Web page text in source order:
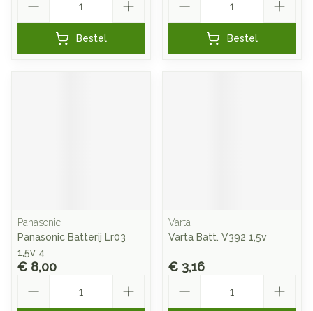
Bestel Bestel
Panasonic
Panasonic Batterij Lr03
1,5v 4
€ 8,00
Varta
Varta Batt. V392 1,5v
€ 3,16